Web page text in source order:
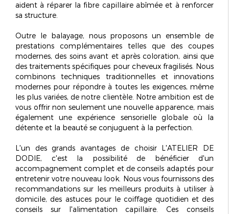
aident à réparer la fibre capillaire abîmée et à renforcer
sa structure.
Outre le balayage, nous proposons un ensemble de
prestations complémentaires telles que des coupes
modernes, des soins avant et après coloration, ainsi que
des traitements spécifiques pour cheveux fragilisés. Nous
combinons techniques traditionnelles et innovations
modernes pour répondre à toutes les exigences, même
les plus variées, de notre clientèle. Notre ambition est de
vous offrir non seulement une nouvelle apparence, mais
également une expérience sensorielle globaleoù la
détente et la beauté se conjuguent à la perfection.
L'un des grands avantages de choisir L'ATELIER DE
DODIE, c'est la possibilité de bénéficier d'un
accompagnement complet et de conseils adaptés pour
entretenir votre nouveau look. Nous vous fournissons des
recommandations sur les meilleurs produits à utiliser à
domicile, des astuces pour le coiffage quotidien et des
conseils sur l'alimentation capillaire. Ces conseils